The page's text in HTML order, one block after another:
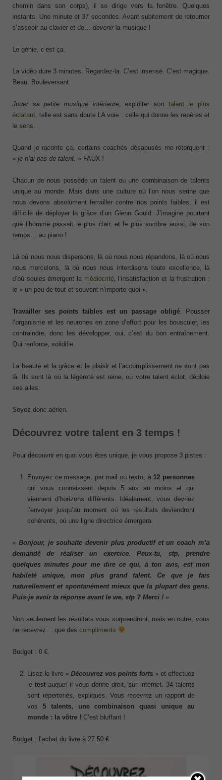
chemin dans son corps), il se dirige vers la fenêtre. Quelques
instants. Une minute et 37 secondes. Avant subitement de retourner
s’asseoir au clavier et de… devenirla musique !
Le génie, c’est ça.
La vidéo dure 3 minutes. Regardez-la. C’est insensé. C’est magique.
Beau. Bouleversant.
Jouer sa petite musique intérieure, exploiter son talent le plus
éclatant , telle est sans doute LA voie : celle qui donne les repères et
le sens.
Quand je raconte ça, certains coachés désabusés me rétorquent :
« je n’ai pas de talent. » FAUX !
Chacun de nous possède un talent ou une combinaison de talents
unique au monde. Mais dans une culture où l’on nous serine que
nous devons absolument ferrailler contre nos points faibles, il est
difficile de déployer la grâce d’un Glenn Gould. J’imagine pourtant
que l’homme passait le plus clair, et le plus sombre aussi, de son
temps… au piano !
Là où nous nous dispersons, là où nous nous répandons, là où nous
nous morcelons, là où nous nous interdisons toute excellence, là
d’où seules émergent la médiocrité, l’insatisfaction et la frustration :
le « un peu de tout et souvent n’importe quoi ».
Travailler ses points faibles est un passage obligé . Pousser
l’organisme et les neurones en zone d’effort pour les bousculer, les
contraindre, donc les développer, oui, c’est du bon entraînement.
Qui renforce, solidifie.
La beauté et la grâce et le plaisir et l’accomplissement ne sont pas
là. Ils sont là où la légèreté est reine, où votre talent éclot, déploie
ses ailes.
Soyez donc aérien.
Découvrez votre talent en 3 temps !
Pour découvrir en quoi vous êtes unique, je vous propose 3 pistes :
Envoyez ce message, par mail ou texto, à 12 personnes
qui vous connaissent depuis 5 ans au moins et qui
viennent d’horizons différents. Idéalement, vous devriez
l’envoyer jusqu’au moment où les résultats deviendront
cohérents, où une ligne directrice émergera.
« Bonjour, je souhaite devenir plus productif et un coach m’a
demandé de réaliser un exercice. Peux-tu, stp, prendre
quelques minutes pour me dire ce qui, à ton avis, est mon
habileté unique, mon plus grand talent. Ce que je fais
naturellement et spontanément mieux que la plupart des gens.
Puis-je avoir ta réponse avant le we, stp ? Merci ! »
Non seulement les résultats vous surprendront, mais en outre, vous
ne recevrez… que des compliments
Budget : 0 €.
Lisez le livre « Découvrez vos points forts » et effectuez
letest auquel il vous donne droit, sur internet. 34 talents
sont répertoriés, expliqués. Vous recevrez un rapport de
vos 5 talents, une combinaison quasi unique au
monde : la vôtre ! C’est bluffant !
Budget : l’achat du livre à 27.50 €.